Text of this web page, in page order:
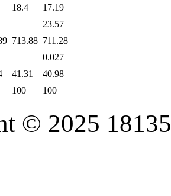
18.4
17.19
23.57
713.88 711.28
0.027
41.31
40.98
100 100
© 2025